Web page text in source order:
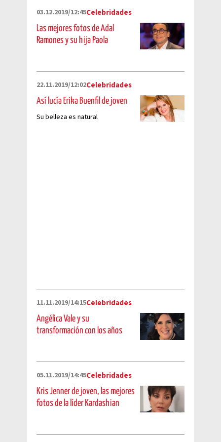
03.12.2019/12:45Celebridades
Las mejores fotos de Adal
Ramones y su hija Paola
22.11.2019/12:02Celebridades
Así lucía Erika Buenfil de joven
Su belleza es natural
11.11.2019/14:15Celebridades
Angélica Vale y su
transformación con los años
05.11.2019/14:45Celebridades
Kris Jenner de joven, las mejores
fotos de la líder Kardashian